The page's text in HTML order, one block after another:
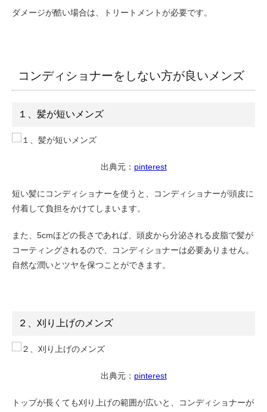
ダメージが酷い場合は、トリートメントが必要です。
コンディショナーをしない方が良いメンズ
１、髪が短いメンズ
出典元： pinterest
短い髪にコンディショナーを使うと、コンディショナーが頭皮に
付着して負担をかけてしまいます。
また、5cmほどの長さであれば、頭皮から分泌される皮脂で髪が
コーティングされるので、コンディショナーは必要ありません。
自然な潤いとツヤを保つことができます。
２、刈り上げのメンズ
出典元： pinterest
トップが長くても刈り上げの範囲が広いと、コンディショナーが